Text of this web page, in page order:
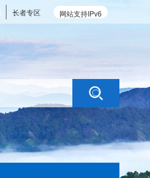
网站支持IPv6
长者专区